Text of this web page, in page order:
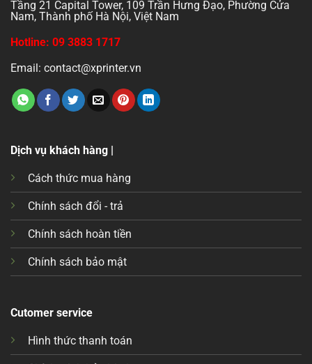
Tầng 21 Capital Tower, 109 Trần Hưng Đạo, Phường Cửa
Nam, Thành phố Hà Nội, Việt Nam
Hotline: 09 3883 1717
Email: contact@xprinter.vn
Dịch vụ khách hàng |
Cách thức mua hàng
Chính sách đổi - trả
Chính sách hoàn tiền
Chính sách bảo mật
Cutomer service
Hình thức thanh toán